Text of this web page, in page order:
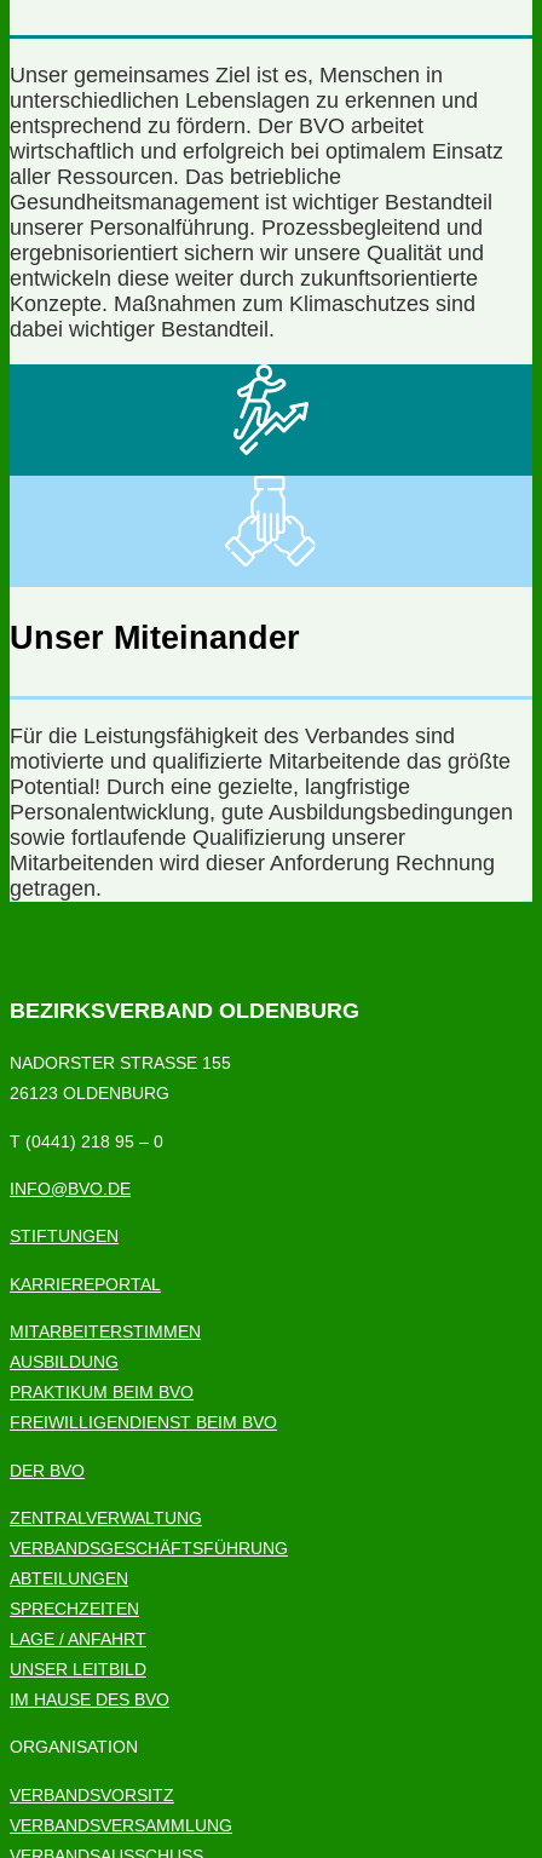
Unser gemeinsames Ziel ist es, Menschen in
unterschiedlichen Lebenslagen zu erkennen und
entsprechend zu fördern. Der BVO arbeitet
wirtschaftlich und erfolgreich bei optimalem Einsatz
aller Ressourcen. Das betriebliche
Gesundheitsmanagement ist wichtiger Bestandteil
unserer Personalführung. Prozessbegleitend und
ergebnisorientiert sichern wir unsere Qualität und
entwickeln diese weiter durch zukunftsorientierte
Konzepte. Maßnahmen zum Klimaschutzes sind
dabei wichtiger Bestandteil.
Unser Miteinander
Für die Leistungsfähigkeit des Verbandes sind
motivierte und qualifizierte Mitarbeitende das größte
Potential! Durch eine gezielte, langfristige
Personalentwicklung, gute Ausbildungsbedingungen
sowie fortlaufende Qualifizierung unserer
Mitarbeitenden wird dieser Anforderung Rechnung
getragen.
BEZIRKSVERBAND OLDENBURG
NADORSTER STRASSE 155
26123 OLDENBURG
T (0441) 218 95 – 0
INFO@BVO.DE
STIFTUNGEN
KARRIEREPORTAL
MITARBEITERSTIMMEN
AUSBILDUNG
PRAKTIKUM BEIM BVO
FREIWILLIGENDIENST BEIM BVO
DER BVO
ZENTRALVERWALTUNG
VERBANDSGESCHÄFTSFÜHRUNG
ABTEILUNGEN
SPRECHZEITEN
LAGE / ANFAHRT
UNSER LEITBILD
IM HAUSE DES BVO
ORGANISATION
VERBANDSVORSITZ
VERBANDSVERSAMMLUNG